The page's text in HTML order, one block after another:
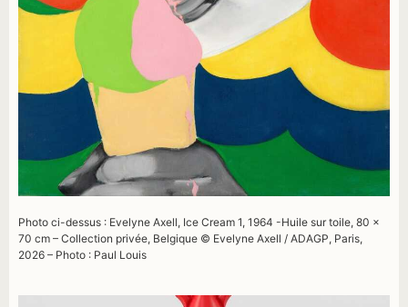
Photo ci-dessus : Evelyne Axell, Ice Cream 1, 1964 -Huile sur toile, 80 ×
70 cm – Collection privée, Belgique © Evelyne Axell / ADAGP, Paris,
2026 – Photo : Paul Louis